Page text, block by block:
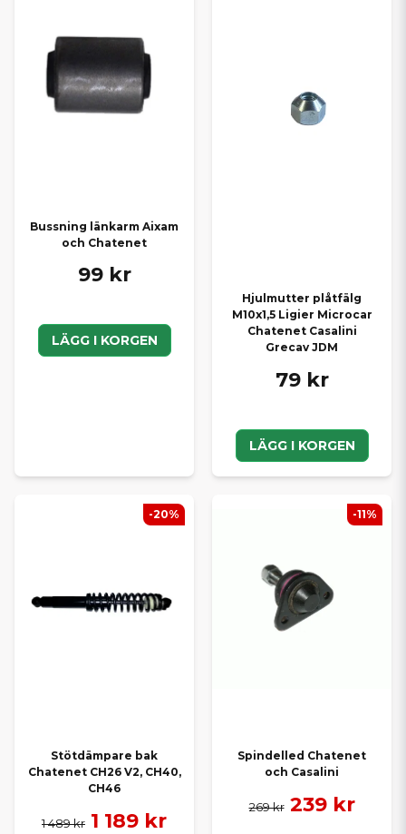
Bussning länkarm Aixam
och Chatenet
99 kr
LÄGG I KORGEN
Hjulmutter plåtfälg
M10x1,5 Ligier Microcar
Chatenet Casalini
Grecav JDM
79 kr
LÄGG I KORGEN
Stötdämpare bak
Chatenet CH26 V2, CH40,
CH46
1 489 kr 1 189 kr
-20%
Spindelled Chatenet
och Casalini
269 kr 239 kr
-11%